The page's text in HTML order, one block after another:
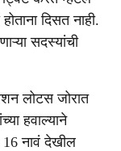
दिसत नाही.
सदस्यांची
लोटस जोरात
हवाल्याने
नावं देखील